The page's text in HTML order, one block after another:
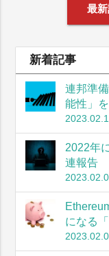
最
新着記事
連邦準
能性」
2022年
連報告
になる